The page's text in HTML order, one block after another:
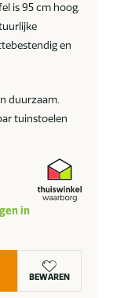
is 95 cm hoog.
en
duurzaam.
tuinstoelen
in
BEWAREN